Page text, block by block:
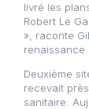
livré les
Robert Le
», raconte
renaissance
Deuxième
recevait
sanitaire.